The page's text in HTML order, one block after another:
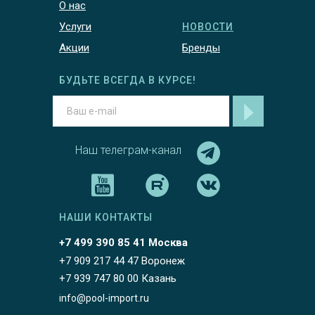
О нас
Услуги
Акции
НОВОСТИ
Бренды
Наш телеграм-канал
БУДЬТЕ ВСЕГДА В КУРСЕ!
+7 499 390 85 41 Москва
НАШИ КОНТАКТЫ
+7 909 217 44 47 Воронеж
+7 939 747 80 00 Казань
info@pool-import.ru